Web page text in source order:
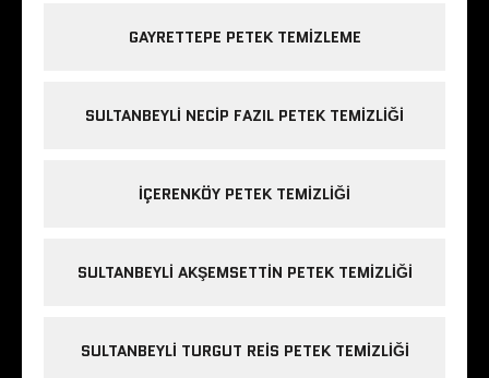
GAYRETTEPE PETEK TEMIZLEME
SULTANBEYLI NECIP FAZIL PETEK TEMIZLIĞI
IÇERENKÖY PETEK TEMIZLIĞI
SULTANBEYLI AKŞEMSETTIN PETEK TEMIZLIĞI
SULTANBEYLI TURGUT REIS PETEK TEMIZLIĞI